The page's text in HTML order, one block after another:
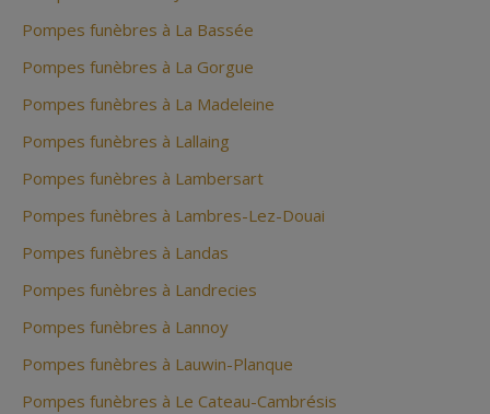
Pompes funèbres à La Bassée
Pompes funèbres à La Gorgue
Pompes funèbres à La Madeleine
Pompes funèbres à Lallaing
Pompes funèbres à Lambersart
Pompes funèbres à Lambres-Lez-Douai
Pompes funèbres à Landas
Pompes funèbres à Landrecies
Pompes funèbres à Lannoy
Pompes funèbres à Lauwin-Planque
Pompes funèbres à Le Cateau-Cambrésis